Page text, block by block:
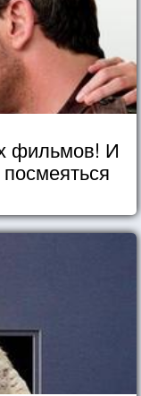
фильмов! И